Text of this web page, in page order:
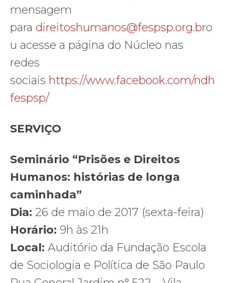
mensagem
para direitoshumanos@fespsp.org.bro
u acesse a página do Núcleo nas
redes
sociais https://www.facebook.com/ndh
fespsp/
SERVIÇO
Seminário “Prisões e Direitos
Humanos: histórias de longa
caminhada”
Dia: 26 de maio de 2017 (sexta-feira)
Horário: 9h às 21h
Local: Auditório da Fundação Escola
de Sociologia e Política de São Paulo